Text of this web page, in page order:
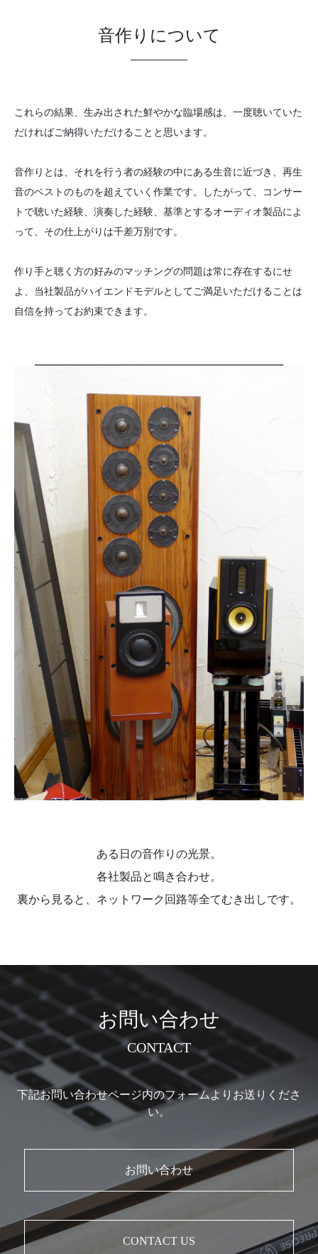
音作りについて
これらの結果、生み出された鮮やかな臨場感は、一度聴いていた
だければご納得いただけることと思います。
音作りとは、それを行う者の経験の中にある生音に近づき、再生
音のベストのものを超えていく作業です。したがって、コンサー
トで聴いた経験、演奏した経験、基準とするオーディオ製品によ
って、その仕上がりは千差万別です。
作り手と聴く方の好みのマッチングの問題は常に存在するにせ
よ、当社製品がハイエンドモデルとしてご満足いただけることは
自信を持ってお約束できます。
ある日の音作りの光景。
​​​​​​​各社製品と鳴き合わせ。
裏から見ると、ネットワーク回路等全てむき出しです。
お問い合わせ
CONTACT
下記お問い合わせページ内の​​​​​​​フォームよりお送りくださ
い。
お問い合わせ
CONTACT US